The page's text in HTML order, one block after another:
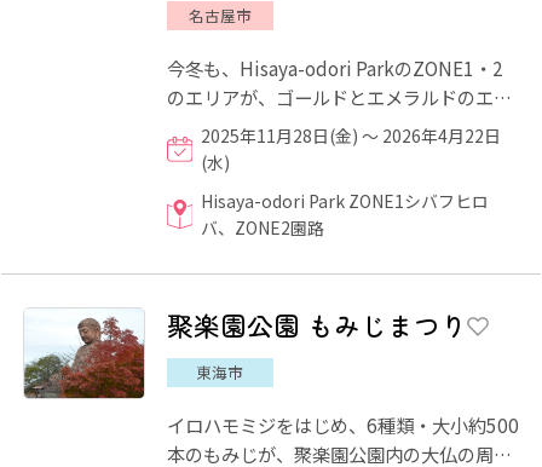
名古屋市
今冬も、Hisaya-odori ParkのZONE1・2
のエリアが、ゴールドとエメラルドのエレ
ガントな光に包まれます！ZONE2は、遊歩
道や陸橋がイルミネーション...
2025年11月28日(金) ～ 2026年4月22日
(水)
Hisaya-odori Park ZONE1シバフヒロ
バ、ZONE2園路
聚楽園公園 もみじまつり
東海市
イロハモミジをはじめ、6種類・大小約500
本のもみじが、聚楽園公園内の大仏の周り